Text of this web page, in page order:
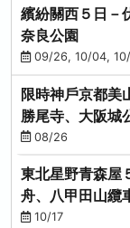
繽紛關西５日－
奈良公園
09/26, 10/04,
限時神戶京都美
勝尾寺、大阪城
08/26
東北星野青森屋
舟、八甲田山纜
(不進免稅店)
10/17